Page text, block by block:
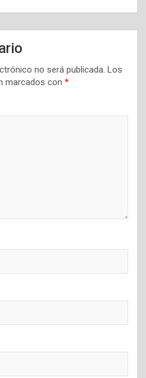
no será publicada. Los
marcados con *